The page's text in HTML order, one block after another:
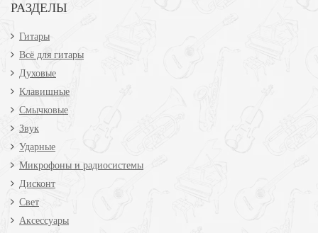
РАЗДЕЛЫ
Гитары
Всё для гитары
Духовые
Клавишные
Смычковые
Звук
Ударные
Микрофоны и радиосистемы
Дисконт
Свет
Аксессуары